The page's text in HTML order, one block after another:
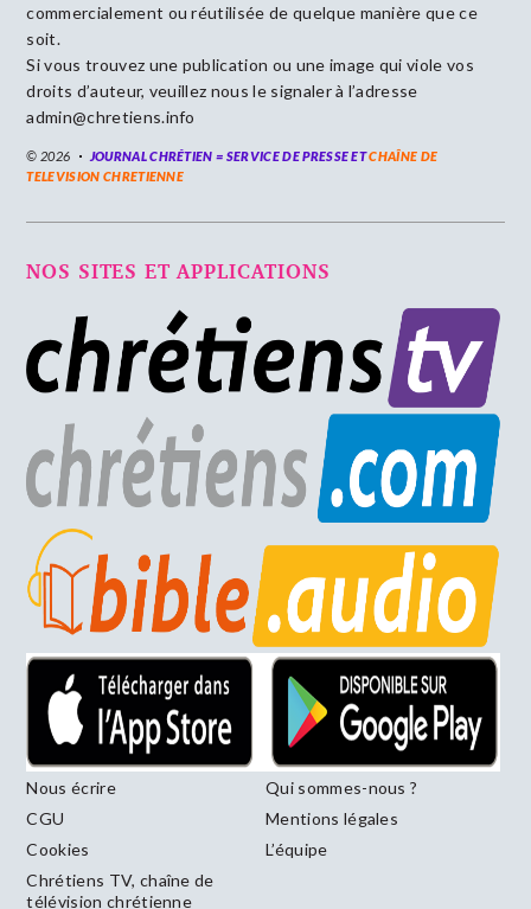
commercialement ou réutilisée de quelque manière que ce
soit.
Si vous trouvez une publication ou une image qui viole vos
droits d’auteur, veuillez nous le signaler à l’adresse
admin@chretiens.info
© 2026 JOURNAL CHRÉTIEN = SERVICE DE PRESSE ETCHAÎNE DE
TELEVISION CHRETIENNE
NOS SITES ET APPLICATIONS
Nous écrire
Qui sommes-nous ?
CGU
Mentions légales
Cookies
L’équipe
Chrétiens TV, chaîne de
télévision chrétienne